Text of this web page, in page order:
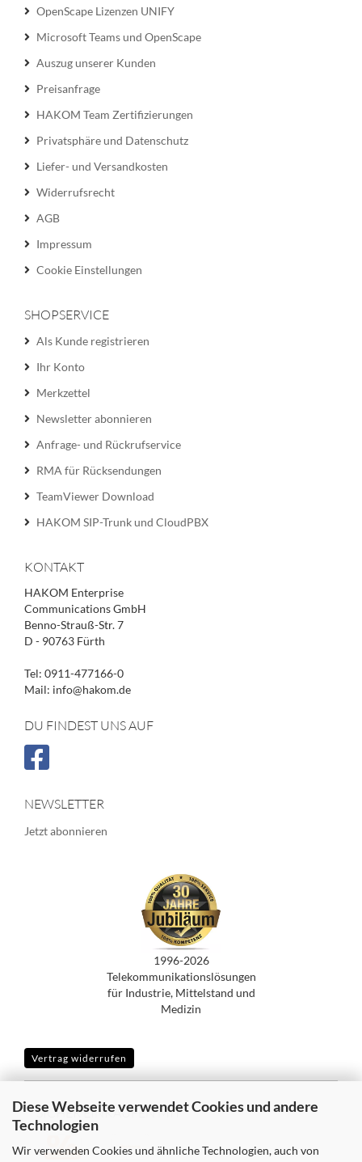
Diese Webseite verwendet Cookies und andere
Technologien
Wir verwenden Cookies und ähnliche Technologien, auch von
OpenScape Lizenzen UNIFY
Microsoft Teams und OpenScape
Auszug unserer Kunden
Preisanfrage
HAKOM Team Zertifizierungen
Privatsphäre und Datenschutz
Liefer- und Versandkosten
Widerrufsrecht
AGB
Impressum
Cookie Einstellungen
SHOPSERVICE
Als Kunde registrieren
Ihr Konto
Merkzettel
Newsletter abonnieren
Anfrage- und Rückrufservice
RMA für Rücksendungen
TeamViewer Download
HAKOM SIP-Trunk und CloudPBX
KONTAKT
HAKOM Enterprise
Communications GmbH
Benno-Strauß-Str. 7
D - 90763 Fürth
Tel: 0911-477166-0
Mail: info@hakom.de
DU FINDEST UNS AUF
NEWSLETTER
Jetzt abonnieren
1996-2026
Telekommunikationslösungen
für Industrie, Mittelstand und
Medizin
Vertrag widerrufen
SICHER EINKAUFEN MIT